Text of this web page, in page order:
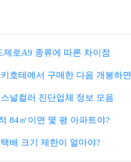
제로A9 종류에 따른 차이점
호테에서 구매한 다음 개봉하
널컬러 진단업체 정보 모음
84㎡이면 몇 평 아파트야?
배 크기 제한이 얼마야?